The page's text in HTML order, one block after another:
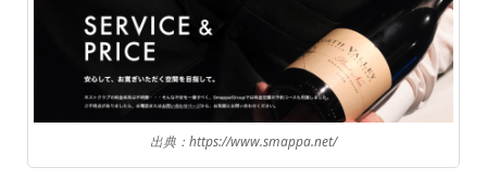
出典：https://www.smappa.net/